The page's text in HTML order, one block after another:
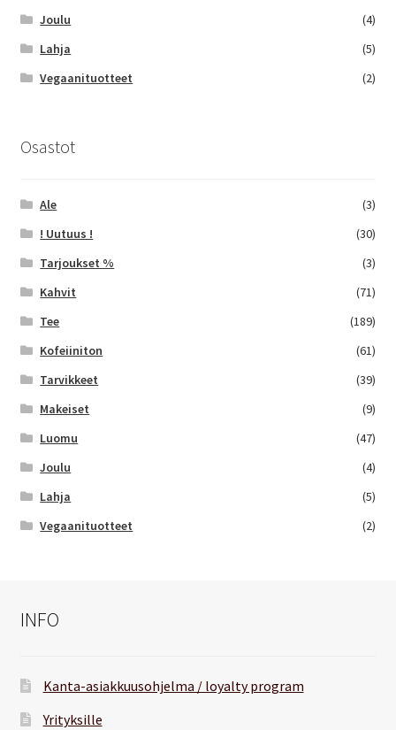
Joulu
(4)
Lahja
(5)
Vegaanituotteet
(2)
Osastot
Ale
(3)
! Uutuus !
(30)
Tarjoukset %
(3)
Kahvit
(71)
Tee
(189)
Kofeiiniton
(61)
Tarvikkeet
(39)
Makeiset
(9)
Luomu
(47)
Joulu
(4)
Lahja
(5)
Vegaanituotteet
(2)
INFO
Kanta-asiakkuusohjelma / loyalty program
Yrityksille